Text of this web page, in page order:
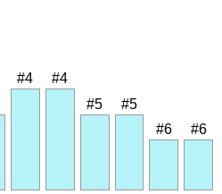
#4 #4
#5 #5
#6 #6